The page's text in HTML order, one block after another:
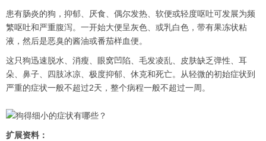
患有肠炎的狗，抑郁、厌食、偶尔发热、软便或轻度呕吐可发展为频
繁呕吐和严重腹泻。一开始大便呈灰色、或乳白色，带有果冻状粘
液，然后是恶臭的酱油或番茄样血便。
这只狗迅速脱水、消瘦、眼窝凹陷、毛发凌乱、皮肤缺乏弹性、耳
朵、鼻子、四肢冰凉、极度抑郁、休克和死亡。从轻微的初始症状到
严重的症状一般不超过2天，整个病程一般不超过一周。
扩展资料：